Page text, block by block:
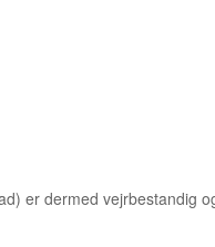
er dermed vejrbestandig